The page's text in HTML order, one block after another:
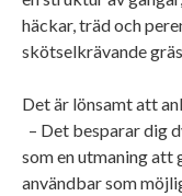
häckar, träd och
skötselkrävande
Det är lönsamt att
– Det besparar dig
som en utmaning att
användbar som